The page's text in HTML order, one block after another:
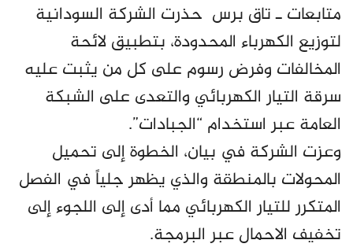
متابعات ـ تاق برس حذرت الشركة السودانية
لتوزيع الكهرباء المحدودة، بتطبيق لائحة
المخالفات وفرض رسوم على كل من يثبت عليه
سرقة التيار الكهربائي والتعدى على الشبكة
العامة عبر استخدام “الجبادات”.
وعزت الشركة في بيان، الخطوة إلى تحميل
المحولات بالمنطقة والذي يظهر جلياً في الفصل
المتكرر للتيار الكهربائي مما أدى إلى اللجوء إلى
تخفيف الاحمال عبر البرمجة.